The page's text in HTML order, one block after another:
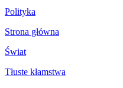
Polityka
Strona główna
Świat
Tłuste kłamstwa